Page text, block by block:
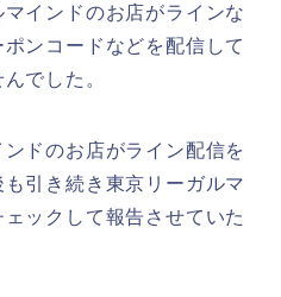
インドのお店がラインな
ンコードなどを配信して
でした。
ドのお店がライン配信を
引き続き東京リーガルマ
ックして報告させていた